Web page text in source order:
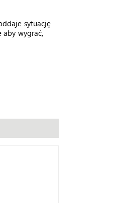
sytuację
aby wygrać,